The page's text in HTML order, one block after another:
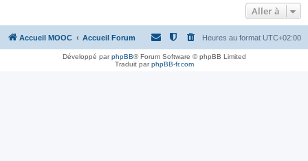
c
e
Aller à
Accueil MOOC Accueil Forum Heures au format UTC+02:00
Développé parphpBB® Forum Software © phpBB Limited
Traduit parphpBB-fr.com